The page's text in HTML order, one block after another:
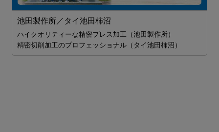
池田製作所／タイ池田柿沼
ハイクオリティーな精密プレス加工（池田製作所）
精密切削加工のプロフェッショナル（タイ池田柿沼）